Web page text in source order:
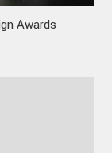
Awards